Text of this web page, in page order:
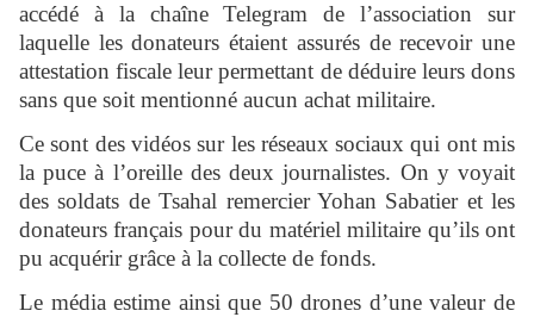
accédé à la chaîne Telegram de l’association sur
laquelle les donateurs étaient assurés de recevoir une
attestation fiscale leur permettant de déduire leurs dons
sans que soit mentionné aucun achat militaire.
Ce sont des vidéos sur les réseaux sociaux qui ont mis
la puce à l’oreille des deux journalistes. On y voyait
des soldats de Tsahal remercier Yohan Sabatier et les
donateurs français pour du matériel militaire qu’ils ont
pu acquérir grâce à la collecte de fonds.
Le média estime ainsi que 50 drones d’une valeur de